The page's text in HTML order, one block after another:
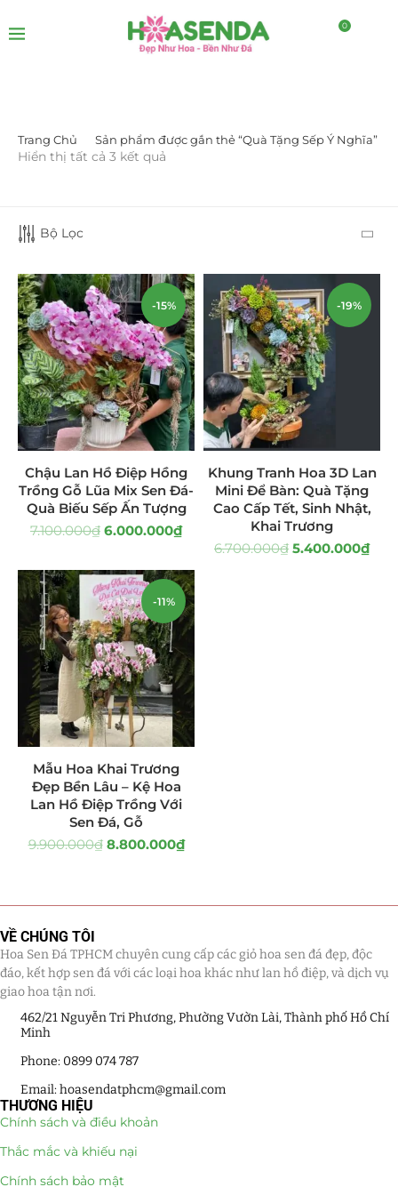
0
LỌC BỞI GIÁ
LỌC
DANH MỤC SẢN PHẨM
Giá Sỉ Đại Lý
Cây Sen Đá Giá Sỉ
Chậu Sen Đá Mini
(289)
Lan Hồ Điệp Truyền Thống
Lũa Hồ Điệp Sen Đá
Tiểu Cảnh Lan Sen Đá
Hoa Ngày Lễ 8/3
Hoa Tặng 14/2
Hoa Tặng 20/10
Quà Tặng Khách Hàng (390)
Quà Tặng Sếp
Quà Tết
Quà Tặng 20 11 (77)
Sen Đá DECOR
Bình Hoa Sen Đá
Bó Hoa Sen Đá
Hoa Cưới Sen Đá
Trang Chủ Sản phẩm được gắn thẻ “Quà Tặng Sếp Ý Nghĩa”
Hiển thị tất cả 3 kết quả
Bộ Lọc
-15%
Chậu Lan Hồ Điệp Hồng
Trồng Gỗ Lũa Mix Sen Đá-
Quà Biếu Sếp Ấn Tượng
7.100.000₫ 6.000.000₫
-19%
Khung Tranh Hoa 3D Lan
Mini Để Bàn: Quà Tặng
Cao Cấp Tết, Sinh Nhật,
Khai Trương
6.700.000₫ 5.400.000₫
-11%
Mẫu Hoa Khai Trương
Đẹp Bền Lâu – Kệ Hoa
Lan Hồ Điệp Trồng Với
Sen Đá, Gỗ
9.900.000₫ 8.800.000₫
VỀ CHÚNG TÔI
Hoa Sen Đá TPHCM chuyên cung cấp các giỏ hoa sen đá đẹp, độc
đáo, kết hợp sen đá với các loại hoa khác như lan hồ điệp, và dịch vụ
giao hoa tận nơi.
462/21 Nguyễn Tri Phương, Phường Vườn Lài, Thành phố Hồ Chí
Minh
Phone: 0899 074 787
Email: hoasendatphcm@gmail.com
THƯƠNG HIỆU
Chính sách và điều khoản
Thắc mắc và khiếu nại
Chính sách bảo mật